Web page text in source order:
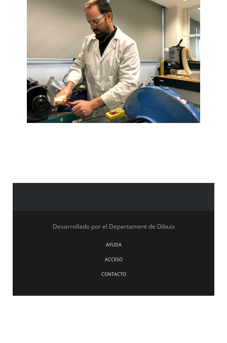
Desarrollado por el Departament de Dibuix
AYUDA
ACCESO
CONTACTO